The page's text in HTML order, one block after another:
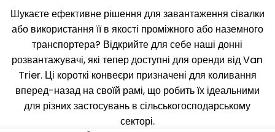
Шукаєте ефективне рішення для завантаження сівалки
або використання її в якості проміжного або наземного
транспортера? Відкрийте для себе наші донні
розвантажувачі, які тепер доступні для оренди від Van
Trier. Ці короткі конвеєри призначені для коливання
вперед-назад на своїй рамі, що робить їх ідеальними
для різних застосувань в сільськогосподарському
секторі.